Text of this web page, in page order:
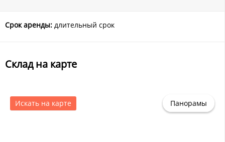
Срок аренды: длительный срок
Склад на карте
Искать на карте Панорамы